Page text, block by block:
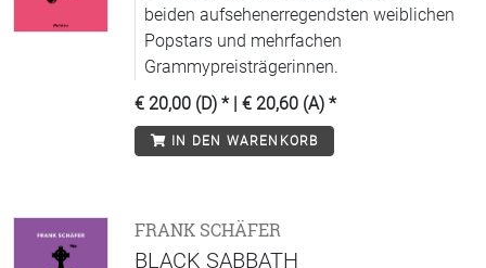
beiden aufsehenerregendsten weiblichen
Popstars und mehrfachen
Grammypreisträgerinnen.
€ 20,00 (D) * | € 20,60 (A) *
IN DEN WARENKORB
FRANK SCHÄFER
BLACK SABBATH